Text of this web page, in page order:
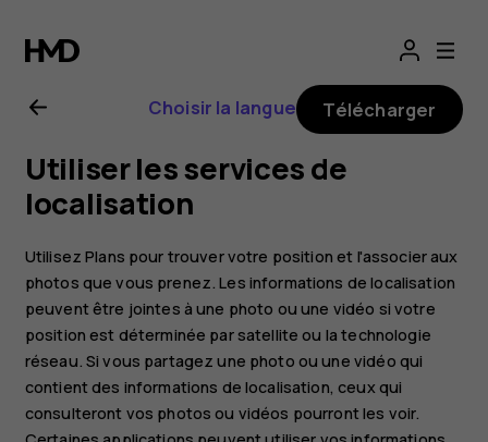
Guide
de
l'utilisateur
Nokia 3.1
Plus
Choisir la langue Télécharger
Utiliser les services de
localisation
Utilisez Plans pour trouver votre position et l'associer aux
photos que vous prenez. Les informations de localisation
peuvent être jointes à une photo ou une vidéo si votre
position est déterminée par satellite ou la technologie
réseau. Si vous partagez une photo ou une vidéo qui
contient des informations de localisation, ceux qui
consulteront vos photos ou vidéos pourront les voir.